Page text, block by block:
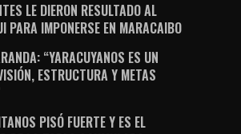
LE DIERON RESULTADO AL
PARA IMPONERSE EN MARACAIBO
“YARACUYANOS ES UN
ESTRUCTURA Y METAS
PISÓ FUERTE Y ES EL